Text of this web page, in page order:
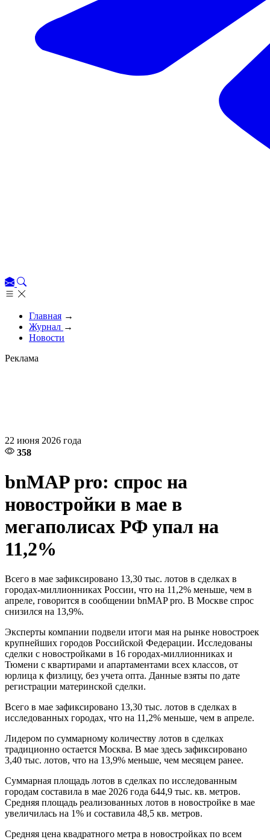
Главная →
Журнал →
Новости
Реклама
22 июня 2026 года
358
bnMAP pro: спрос на
новостройки в мае в
мегаполисах РФ упал на
11,2%
Всего в мае зафиксировано 13,30 тыс. лотов в сделках в
городах-миллионниках России, что на 11,2% меньше, чем в
апреле, говорится в сообщении bnMAP pro. В Москве спрос
снизился на 13,9%.
Эксперты компании подвели итоги мая на рынке новостроек
крупнейших городов Российской Федерации. Исследованы
сделки с новостройками в 16 городах-миллионниках и
Тюмени с квартирами и апартаментами всех классов, от
юрлица к физлицу, без учета опта. Данные взяты по дате
регистрации материнской сделки.
Всего в мае зафиксировано 13,30 тыс. лотов в сделках в
исследованных городах, что на 11,2% меньше, чем в апреле.
Лидером по суммарному количеству лотов в сделках
традиционно остается Москва. В мае здесь зафиксировано
3,40 тыс. лотов, что на 13,9% меньше, чем месяцем ранее.
Суммарная площадь лотов в сделках по исследованным
городам составила в мае 2026 года 644,9 тыс. кв. метров.
Средняя площадь реализованных лотов в новостройке в мае
увеличилась на 1% и составила 48,5 кв. метров.
Средняя цена квадратного метра в новостройках по всем